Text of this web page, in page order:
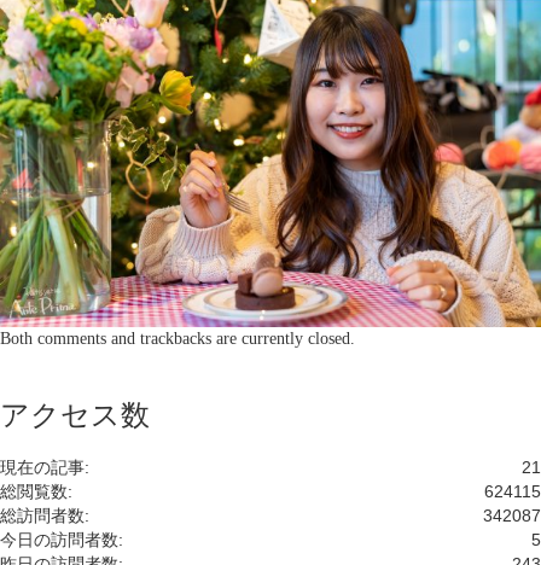
Both comments and trackbacks are currently closed.
アクセス数
21
現在の記事:
624115
総閲覧数:
342087
総訪問者数:
5
今日の訪問者数: